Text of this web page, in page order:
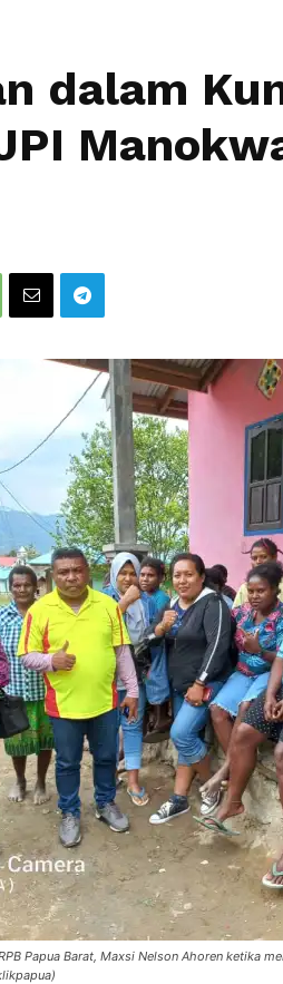
dalam
Papua Barat, Maxsi Nelson Ahoren ketika